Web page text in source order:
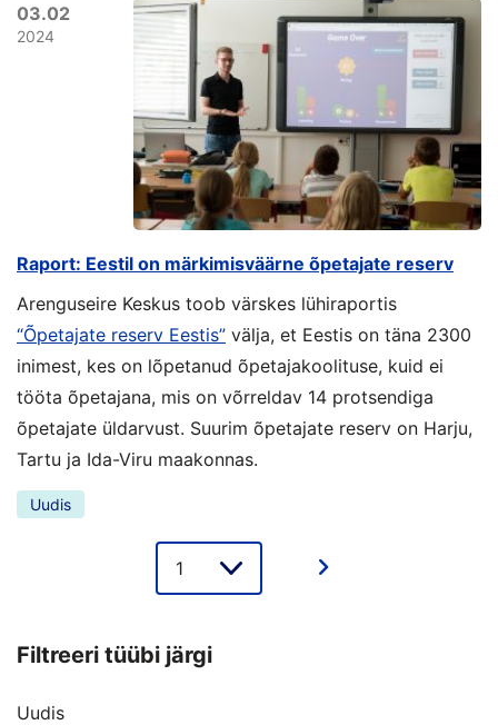
03.02
2024
Raport: Eestil on märkimisväärne õpetajate reserv
Arenguseire Keskus toob värskes lühiraportis
“Õpetajate reserv Eestis” välja, et Eestis on täna 2300
inimest, kes on lõpetanud õpetajakoolituse, kuid ei
tööta õpetajana, mis on võrreldav 14 protsendiga
õpetajate üldarvust. Suurim õpetajate reserv on Harju,
Tartu ja Ida-Viru maakonnas.
Uudis
Lehe
valik
Filtreeri tüübi järgi
Uudis